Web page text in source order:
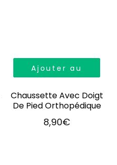
Ajouter au
Chaussette Avec Doigt
De Pied Orthopédique
8,90€